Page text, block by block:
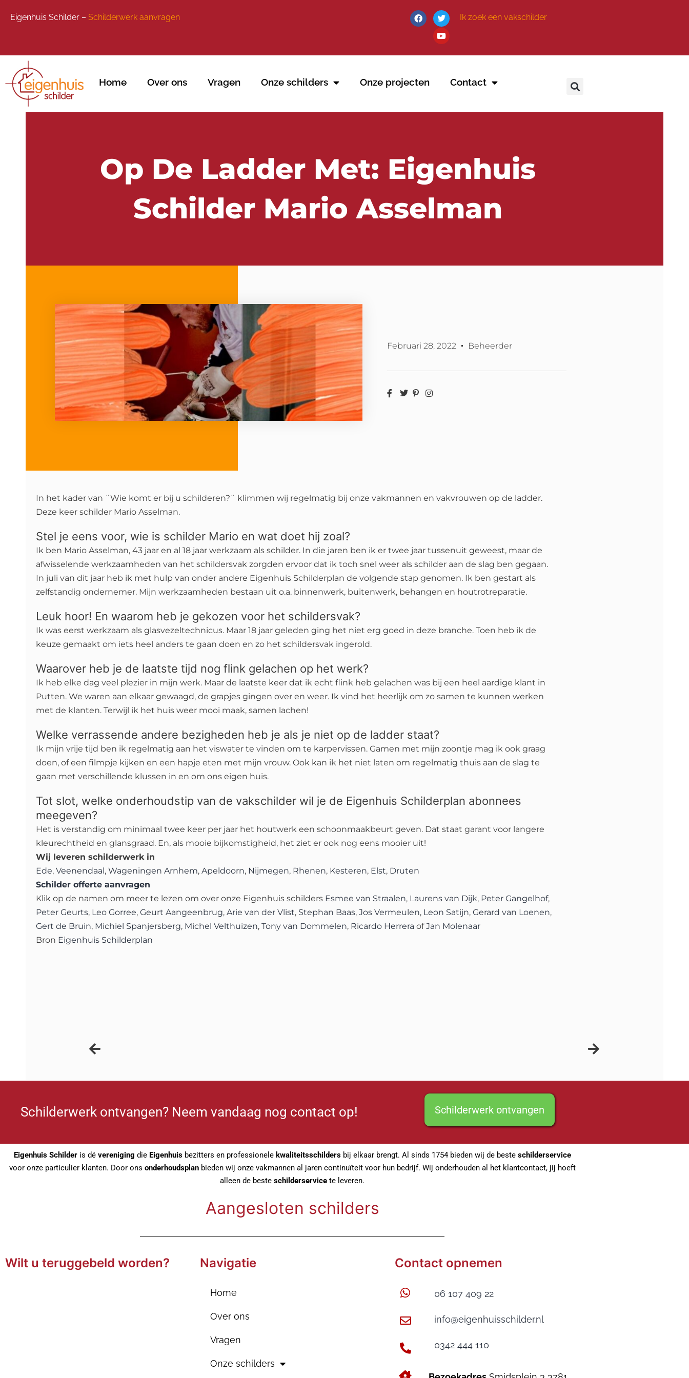
Eigenhuis Schilder – Schilderwerk aanvragen Ik zoek een vakschilder
Home Over ons Vragen Onze schilders Onze projecten Contact
Op De Ladder Met: Eigenhuis
Schilder Mario Asselman
Februari 28, 2022 Beheerder
In het kader van ¨Wie komt er bij u schilderen?¨ klimmen wij regelmatig bij onze vakmannen en vakvrouwen op de ladder.
Deze keer schilder Mario Asselman.
Stel je eens voor, wie is schilder Mario en wat doet hij zoal?
Ik ben Mario Asselman, 43 jaar en al 18 jaar werkzaam als schilder. In die jaren ben ik er twee jaar tussenuit geweest, maar de
afwisselende werkzaamheden van het schildersvak zorgden ervoor dat ik toch snel weer als schilder aan de slag ben gegaan.
In juli van dit jaar heb ik met hulp van onder andere Eigenhuis Schilderplan de volgende stap genomen. Ik ben gestart als
zelfstandig ondernemer. Mijn werkzaamheden bestaan uit o.a. binnenwerk, buitenwerk, behangen en houtrotreparatie.
Leuk hoor! En waarom heb je gekozen voor het schildersvak?
Ik was eerst werkzaam als glasvezeltechnicus. Maar 18 jaar geleden ging het niet erg goed in deze branche. Toen heb ik de
keuze gemaakt om iets heel anders te gaan doen en zo het schildersvak ingerold.
Waarover heb je de laatste tijd nog flink gelachen op het werk?
Ik heb elke dag veel plezier in mijn werk. Maar de laatste keer dat ik echt flink heb gelachen was bij een heel aardige klant in
Putten. We waren aan elkaar gewaagd, de grapjes gingen over en weer. Ik vind het heerlijk om zo samen te kunnen werken
met de klanten. Terwijl ik het huis weer mooi maak, samen lachen!
Welke verrassende andere bezigheden heb je als je niet op de ladder staat?
Ik mijn vrije tijd ben ik regelmatig aan het viswater te vinden om te karpervissen. Gamen met mijn zoontje mag ik ook graag
doen, of een filmpje kijken en een hapje eten met mijn vrouw. Ook kan ik het niet laten om regelmatig thuis aan de slag te
gaan met verschillende klussen in en om ons eigen huis.
Tot slot, welke onderhoudstip van de vakschilder wil je de Eigenhuis Schilderplan abonnees
meegeven?
Het is verstandig om minimaal twee keer per jaar het houtwerk een schoonmaakbeurt geven. Dat staat garant voor langere
kleurechtheid en glansgraad. En, als mooie bijkomstigheid, het ziet er ook nog eens mooier uit!
Wij leveren schilderwerk in
Ede, Veenendaal, Wageningen Arnhem, Apeldoorn, Nijmegen, Rhenen, Kesteren, Elst, Druten
Schilder offerte aanvragen
Klik op de namen om meer te lezen om over onze Eigenhuis schilders Esmee van Straalen, Laurens van Dijk, Peter Gangelhof,
Peter Geurts, Leo Gorree, Geurt Aangeenbrug, Arie van der Vlist, Stephan Baas, Jos Vermeulen, Leon Satijn, Gerard van Loenen,
Gert de Bruin, Michiel Spanjersberg, Michel Velthuizen, Tony van Dommelen, Ricardo Herrera ofJan Molenaar
Bron Eigenhuis Schilderplan
Schilderwerk ontvangen? Neem vandaag nog contact op! Schilderwerk ontvangen
Eigenhuis Schilderis dé vereniging die Eigenhuisbezitters en professionele kwaliteitsschildersbij elkaar brengt. Al sinds 1754 bieden wij de beste schilderservice
voor onze particulier klanten. Door ons onderhoudsplanbieden wij onze vakmannen al jaren continuïteit voor hun bedrijf. Wij onderhouden al het klantcontact, jij hoeft
alleen de beste schilderservice te leveren.
Aangesloten schilders
Wilt u teruggebeld worden? Navigatie
Home
Over ons
Vragen
Onze schilders
Contact opnemen
06 107 409 22
info@eigenhuisschilder.nl
0342 444 110